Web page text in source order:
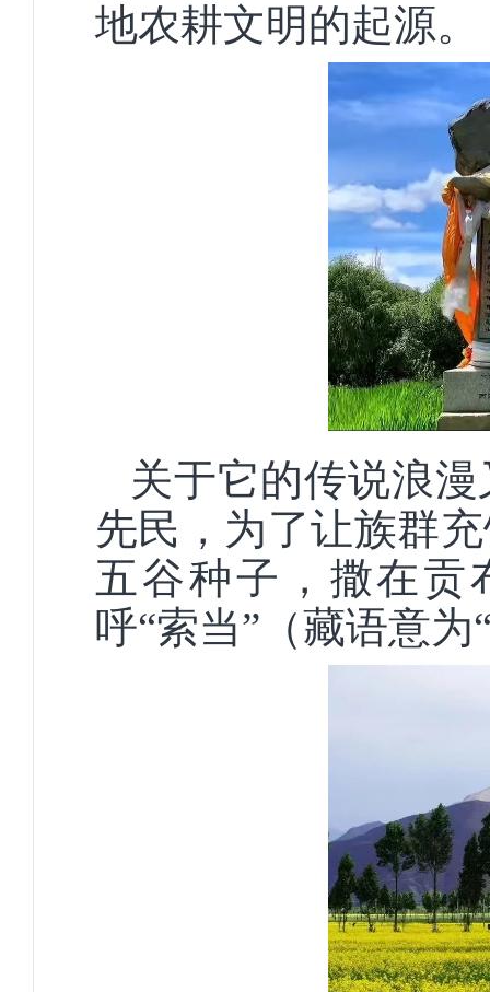
地农耕文明的起源。
关于它的传说浪
先民，为了让族群
五谷种子，撒在贡
呼“索当”（藏语意